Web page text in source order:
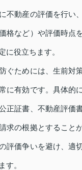
不動産の評価を行い
格など）や評価時点
に役立ちます。
ぐためには、生前対
に有効です。具体的
正証書、不動産評価
求の根拠とすること
評価争いを避け、適
す。